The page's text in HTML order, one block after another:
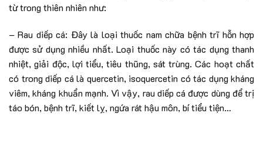
từ trong thiên nhiên như:
– Rau diếp cá: Đây là loại thuốc nam chữa bệnh trĩ hỗn hợp
được sử dụng nhiều nhất. Loại thuốc này có tác dụng thanh
nhiệt, giải độc, lợi tiểu, tiêu thũng, sát trùng. Các hoạt chất
có trong diếp cá là quercetin, isoquercetin có tác dụng kháng
viêm, kháng khuẩn mạnh. Vì vậy, rau diếp cá được dùng để trị
táo bón, bệnh trĩ, kiết lỵ, ngứa rát hậu môn, bí tiểu tiện…